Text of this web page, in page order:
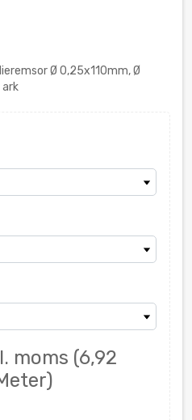
Ø 0,25x110mm, Ø
moms (6,92